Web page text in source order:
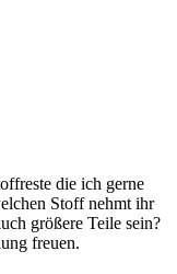
die ich gerne
Stoff nehmt ihr
größere Teile sein?
freuen.